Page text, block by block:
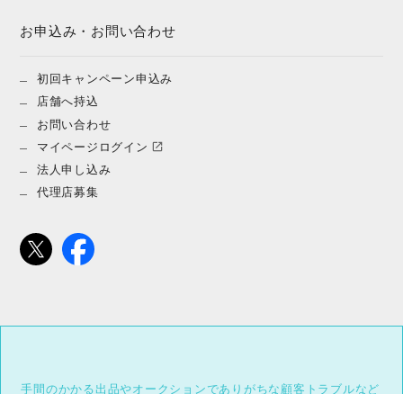
お申込み・お問い合わせ
初回キャンペーン申込み
店舗へ持込
お問い合わせ
マイページログイン
法人申し込み
代理店募集
手間のかかる出品やオークションでありがちな顧客トラブルなど